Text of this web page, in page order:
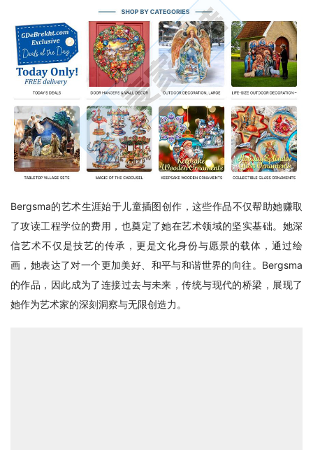
Bergsma的艺术生涯始于儿童插图创作，这些作品不仅帮助她赚取
了攻读工程学位的费用，也奠定了她在艺术领域的坚实基础。她深
信艺术不仅是技艺的传承，更是文化身份与愿景的载体，通过绘
画，她表达了对一个更加美好、和平与和谐世界的向往。Bergsma
的作品，因此成为了连接过去与未来，传统与现代的桥梁，展现了
她作为艺术家的深刻洞察与无限创造力。